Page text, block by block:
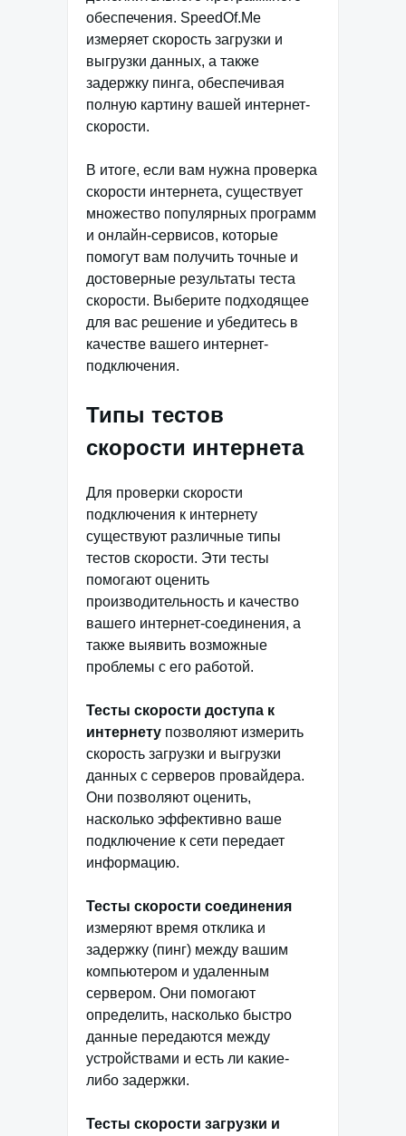
обеспечения. SpeedOf.Me
измеряет скорость загрузки и
выгрузки данных, а также
задержку пинга, обеспечивая
полную картину вашей интернет-
скорости.
В итоге, если вам нужна проверка
скорости интернета, существует
множество популярных программ
и онлайн-сервисов, которые
помогут вам получить точные и
достоверные результаты теста
скорости. Выберите подходящее
для вас решение и убедитесь в
качестве вашего интернет-
подключения.
Типы тестов
скорости интернета
Для проверки скорости
подключения к интернету
существуют различные типы
тестов скорости. Эти тесты
помогают оценить
производительность и качество
вашего интернет-соединения, а
также выявить возможные
проблемы с его работой.
Тесты скорости доступа к
интернету позволяют измерить
скорость загрузки и выгрузки
данных с серверов провайдера.
Они позволяют оценить,
насколько эффективно ваше
подключение к сети передает
информацию.
Тесты скорости соединения
измеряют время отклика и
задержку (пинг) между вашим
компьютером и удаленным
сервером. Они помогают
определить, насколько быстро
данные передаются между
устройствами и есть ли какие-
либо задержки.
Тесты скорости загрузки и